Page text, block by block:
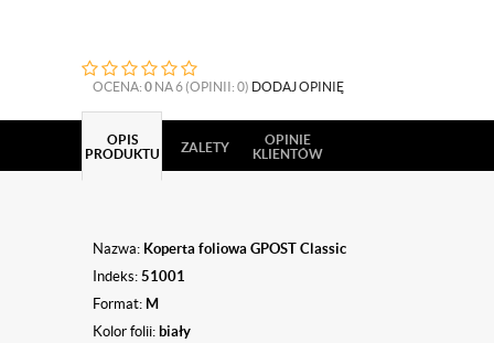
OCENA: 0 NA 6 (OPINII: 0) DODAJ OPINIĘ
OPIS
PRODUKTU
ZALETY
OPINIE
KLIENTÓW
Nazwa: Koperta foliowa GPOST Classic
Indeks: 51001
Format: M
Kolor folii: biały